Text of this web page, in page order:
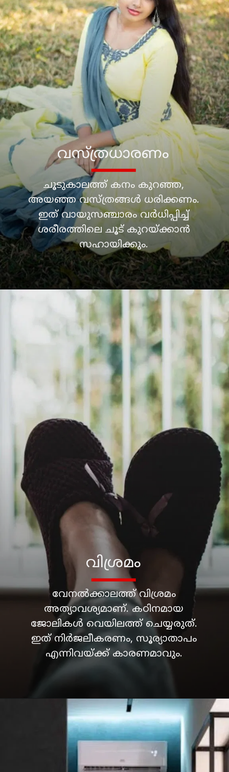
ചൂടുകാലത്ത് കനം കുറഞ്ഞ,
അയഞ്ഞ വസ്ത്രങ്ങൾ ധരിക്കണം.
ഇത് വായുസഞ്ചാരം വർധിപ്പിച്ച്
ശരീരത്തിലെ ചൂട് കുറയ്ക്കാൻ
വേനൽക്കാലത്ത് വിശ്രമം
അത്യാവശ്യമാണ്. കഠിനമായ
ജോലികൾ വെയിലത്ത് ചെയ്യരുത്.
ഇത് നിർജലീകരണം, സൂര്യാതാപം